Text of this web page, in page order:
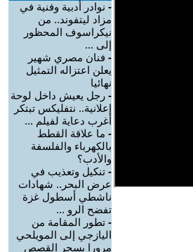
- نوادر أدبية وفنية في
مزاد ليتفوند.. من
نيكراسوف المحظور
إلى ...
- فنان مصري شهير
يعلن اعتزاله التمثيل
نهائيا
- رجل يعيش داخل لوحة
إعلانية.. نتفليكس تبتكر
أغرب دعاية لفيلم ...
- ما علاقة القطط
بالكهرباء والفلسفة
والأدب؟
- تنكيل وتعذيب في
عرض البحر.. شهادات
ناشطي أسطول غزة
تفضح الرو ...
- تطور المقامة من
اليازجي إلى المويلحي
مرورا بسحر القصص